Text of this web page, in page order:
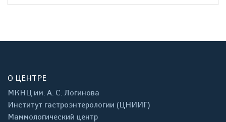
О ЦЕНТРЕ
МКНЦ им. А. С. Логинова
Институт гастроэнтерологии (ЦНИИГ)
Маммологический центр